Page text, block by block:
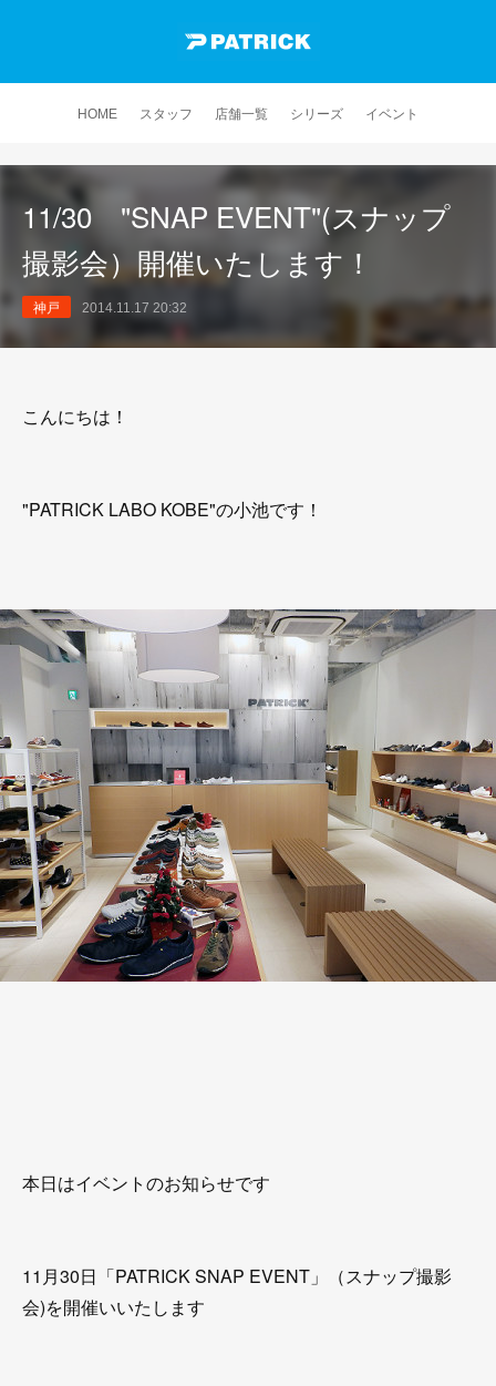
HOME スタッフ 店舗一覧 シリーズ イベント
11/30 "SNAP EVENT"(スナップ
撮影会）開催いたします！
神戸 2014.11.17 20:32
こんにちは！
"PATRICK LABO KOBE"の小池です！
本日はイベントのお知らせです
11月30日「PATRICK SNAP EVENT」（スナップ撮影
会)を開催いいたします